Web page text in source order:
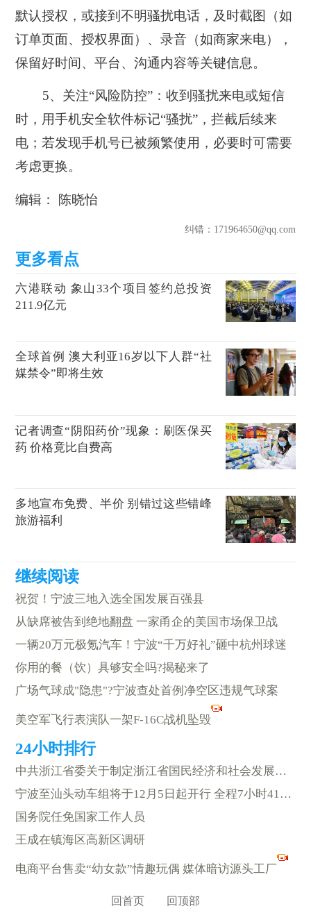
默认授权，或接到不明骚扰电话，及时截图（如
订单页面、授权界面）、录音（如商家来电），
保留好时间、平台、沟通内容等关键信息。
5、关注“风险防控”：收到骚扰来电或短信
时，用手机安全软件标记“骚扰”，拦截后续来
电；若发现手机号已被频繁使用，必要时可需要
考虑更换。
编辑： 陈晓怡
纠错：171964650@qq.com
六港联动 象山33个项目签约总投资
211.9亿元
全球首例 澳大利亚16岁以下人群“社
媒禁令”即将生效
记者调查“阴阳药价”现象：刷医保买
药 价格竟比自费高
多地宣布免费、半价 别错过这些错峰
旅游福利
祝贺！宁波三地入选全国发展百强县
从缺席被告到绝地翻盘 一家甬企的美国市场保卫战
一辆20万元极氪汽车！宁波“千万好礼”砸中杭州球迷
你用的餐（饮）具够安全吗?揭秘来了
广场气球成"隐患"?宁波查处首例净空区违规气球案
美空军飞行表演队一架F-16C战机坠毁
中共浙江省委关于制定浙江省国民经济和社会发展第十五个五年规划的建议
宁波至汕头动车组将于12月5日起开行 全程7小时41分钟
国务院任免国家工作人员
王成在镇海区高新区调研
电商平台售卖“幼女款”情趣玩偶 媒体暗访源头工厂
回首页 回顶部